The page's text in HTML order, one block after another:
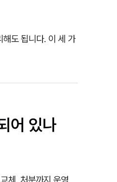
도 됩니다. 이 세 가
어 있나
체, 처분까지 운영